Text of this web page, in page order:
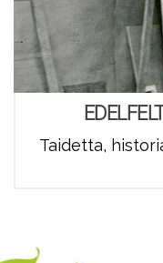
Taidetta,